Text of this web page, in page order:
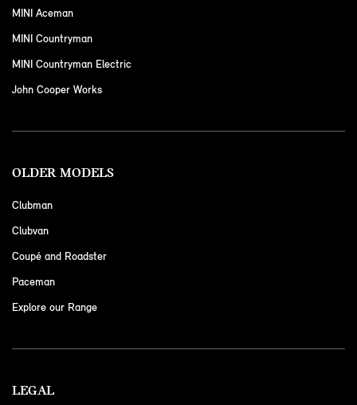
MINI Aceman
MINI Countryman
MINI Countryman Electric
John Cooper Works
OLDER MODELS
Clubman
Clubvan
Coupé and Roadster
Paceman
Explore our Range
LEGAL